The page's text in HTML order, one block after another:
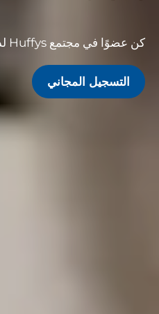
كن عضوًا في مجتمع Huffys لدينا الآن.
التسجيل المجاني